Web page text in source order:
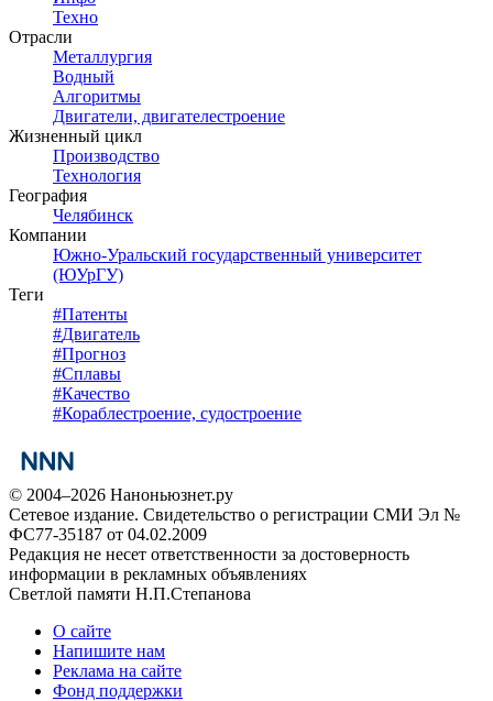
Техно
Отрасли
Металлургия
Водный
Алгоритмы
Двигатели, двигателестроение
Жизненный цикл
Производство
Технология
География
Челябинск
Компании
Южно-Уральский государственный университет
(ЮУрГУ)
Теги
#Патенты
#Двигатель
#Прогноз
#Сплавы
#Качество
#Кораблестроение, судостроение
© 2004–2026 Наноньюзнет.ру
Сетевое издание. Свидетельство о регистрации СМИ Эл №
ФС77-35187 от 04.02.2009
Редакция не несет ответственности за достоверность
информации в рекламных объявлениях
Светлой памяти Н.П.Степанова
О сайте
Напишите нам
Реклама на сайте
Фонд поддержки